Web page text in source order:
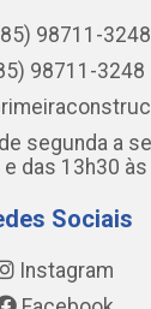
98711-3248
98711-3248
segunda a
e das 13h30
Sociais
Instagram